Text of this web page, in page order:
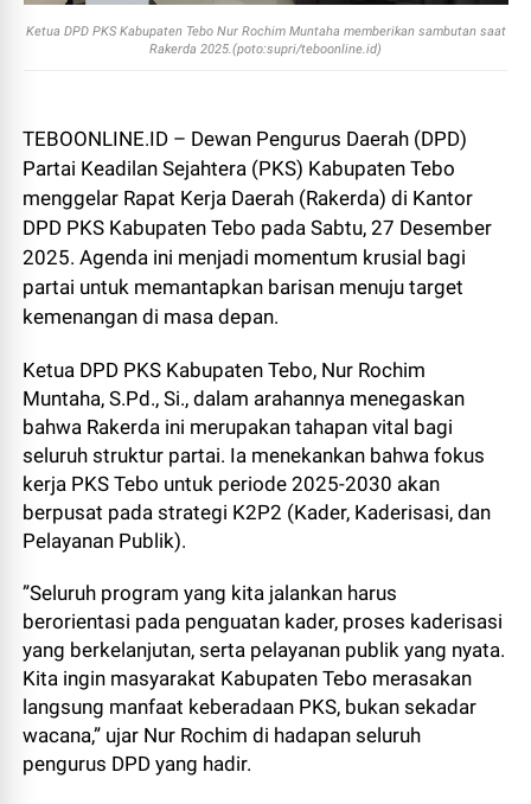
Ketua DPD PKS Kabupaten Tebo Nur Rochim Muntaha memberikan sambutan saat
Rakerda 2025.(poto:supri/teboonline.id)
TEBOONLINE.ID – Dewan Pengurus Daerah (DPD)
Partai Keadilan Sejahtera (PKS) Kabupaten Tebo
menggelar Rapat Kerja Daerah (Rakerda) di Kantor
DPD PKS Kabupaten Tebo pada Sabtu, 27 Desember
2025. Agenda ini menjadi momentum krusial bagi
partai untuk memantapkan barisan menuju target
kemenangan di masa depan.
Ketua DPD PKS Kabupaten Tebo, Nur Rochim
Muntaha, S.Pd., Si., dalam arahannya menegaskan
bahwa Rakerda ini merupakan tahapan vital bagi
seluruh struktur partai. Ia menekankan bahwa fokus
kerja PKS Tebo untuk periode 2025-2030 akan
berpusat pada strategi K2P2 (Kader, Kaderisasi, dan
Pelayanan Publik).
”Seluruh program yang kita jalankan harus
berorientasi pada penguatan kader, proses kaderisasi
yang berkelanjutan, serta pelayanan publik yang nyata.
Kita ingin masyarakat Kabupaten Tebo merasakan
langsung manfaat keberadaan PKS, bukan sekadar
wacana,” ujar Nur Rochim di hadapan seluruh
pengurus DPD yang hadir.